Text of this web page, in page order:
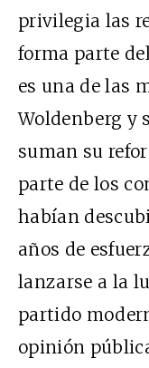
privilegia las
forma parte
es una de las
Woldenberg y
suman su
parte de los
habían
años de
lanzarse a la
partido
opinión